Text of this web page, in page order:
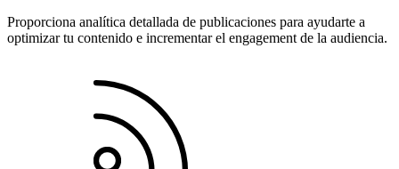
Proporciona analítica detallada de publicaciones para ayudarte a
optimizar tu contenido e incrementar el engagement de la audiencia.